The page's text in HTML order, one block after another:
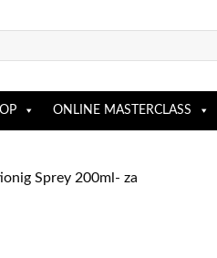
ONLINE MASTERCLASS